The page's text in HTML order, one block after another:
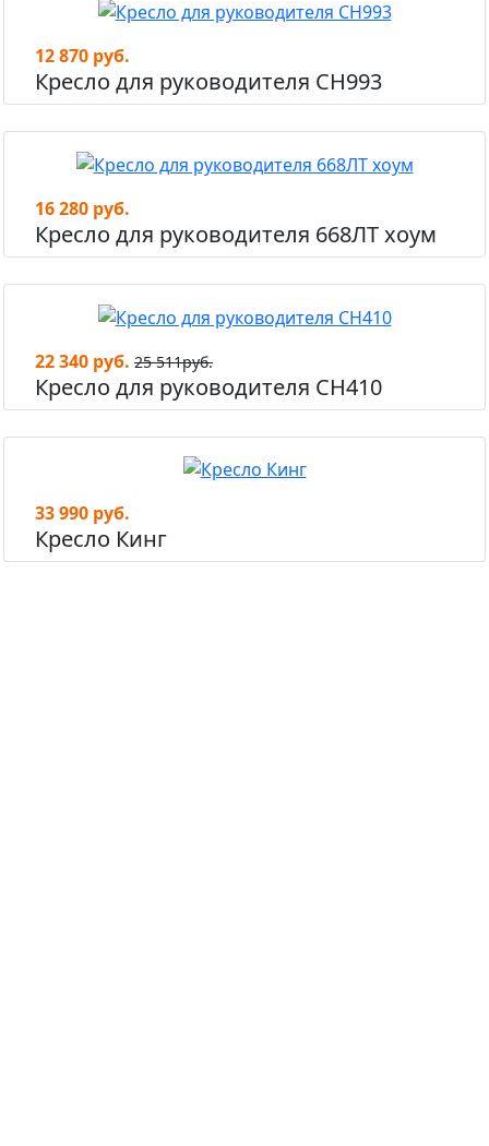
12 870 руб.
Кресло для руководителя СН993
16 280 руб.
Кресло для руководителя 668ЛТ хоум
22 340 руб. 25 511руб.
Кресло для руководителя СН410
33 990 руб.
Кресло Кинг